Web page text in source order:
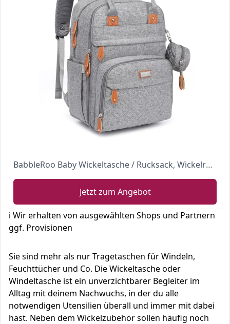
BabbleRoo Baby Wickeltasche / Rucksack, Wickelrucksack lässige Wickeltaschen , Multifunktional Große Kapazität Babytasche Reiserucksack mit Wickelauflage & Schnullerhalter (grau)
Jetzt zum Angebot
ℹ️ Wir erhalten von ausgewählten Shops und Partnern
ggf. Provisionen
Sie sind mehr als nur Tragetaschen für Windeln,
Feuchttücher und Co. Die Wickeltasche oder
Windeltasche ist ein unverzichtbarer Begleiter im
Alltag mit deinem Nachwuchs, in der du alle
notwendigen Utensilien überall und immer mit dabei
hast. Neben dem Wickelzubehör sollen häufig noch